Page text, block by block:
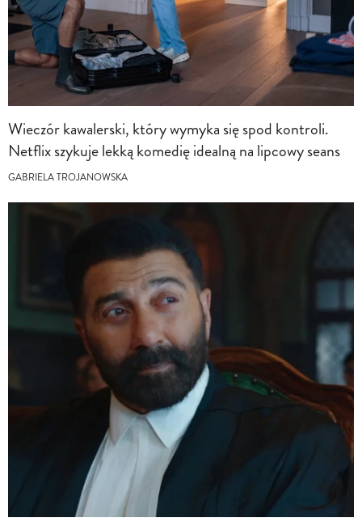
Wieczór kawalerski, który wymyka się spod kontroli.
Netflix szykuje lekką komedię idealną na lipcowy seans
GABRIELA TROJANOWSKA